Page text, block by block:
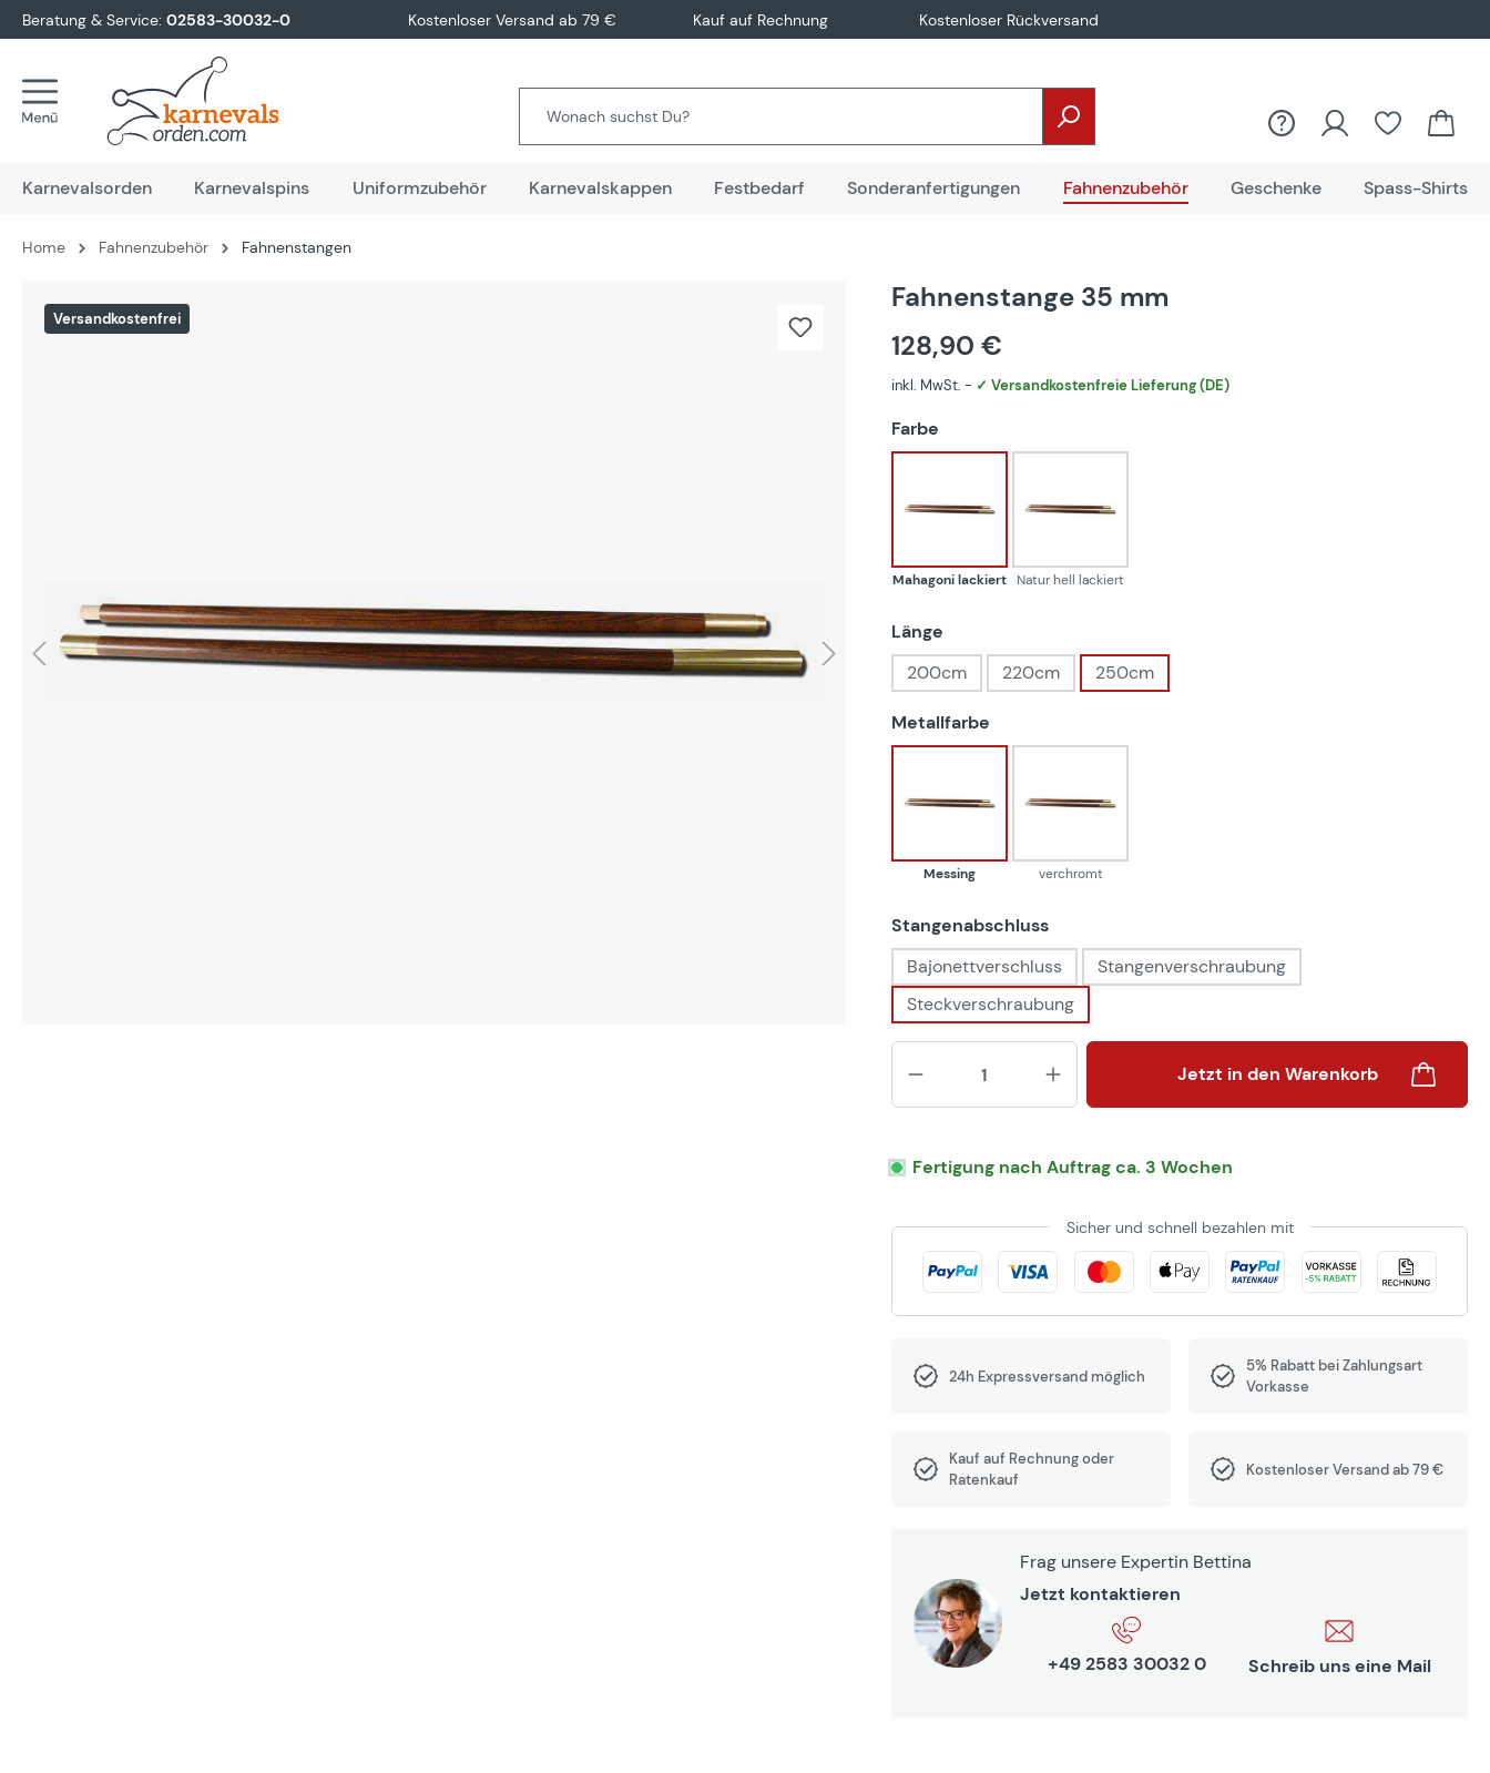
Zur Hauptnavigation springen
Beratung & Service: 02583-30032-0 Kostenloser Versand ab 79 € Kauf auf Rechnung Kostenloser Rückversand
Karnevalsorden Karnevalspins Uniformzubehör Karnevalskappen Festbedarf Sonderanfertigungen Fahnenzubehör Geschenke Spass-Shirts
Home Fahnenzubehör Fahnenstangen
Versandkostenfrei
Fahnenstange 35 mm
128,90 €
inkl. MwSt. - ✓ Versandkostenfreie Lieferung (DE)
Farbe
Mahagoni lackiert
Mahagoni lackiert
Natur hell lackiert
Natur hell lackiert
Länge
200cm
220cm 250cm
Metallfarbe
Messing
Messing
verchromt
verchromt
Stangenabschlussauswählen
Bajonettverschluss
Stangenverschraubung
Steckverschraubung
Produkt Anzahl: Gib den
Jetzt in den Warenkorb
Fertigung nach Auftrag ca. 3 Wochen
Sicher und schnell bezahlen mit
24h Expressversand möglich
5% Rabatt bei Zahlungsart
Vorkasse
Kauf auf Rechnung oder
Ratenkauf
Kostenloser Versand ab 79 €
Frag unsere Expertin Bettina
Jetzt kontaktieren
+49 2583 30032 0 Schreib uns eine Mail